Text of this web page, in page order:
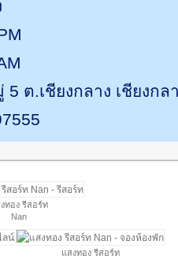
5 ต.เชียงกลาง เชียงกล
ทอง รีสอร์ท
Nan
แสงทอง รีสอร์ท